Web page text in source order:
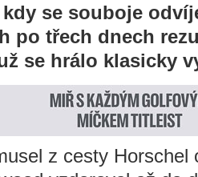
se souboje
po třech dnech
se hrálo klasicky
z cesty